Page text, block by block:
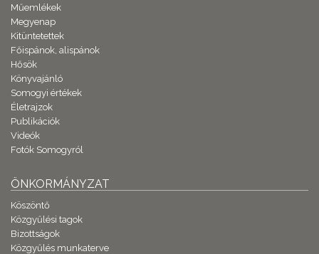
Műemlékek
Megyenap
Kitüntetettek
Főispánok, alispánok
Hősök
Könyvajánló
Somogyi értékek
Életrajzok
Publikációk
Videók
Fotók Somogyról
ÖNKORMÁNYZAT
Köszöntő
Közgyűlési tagok
Bizottságok
Közgyűlés munkaterve